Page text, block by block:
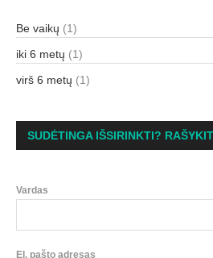
Be vaikų (1)
iki 6 metų (1)
virš 6 metų (1)
SUDĖTINGA IŠSIRINKTI?
Vardas
El. pašto adresas